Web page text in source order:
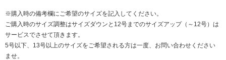
※購入時の備考欄にご希望のサイズを記入してください。
ご購入時のサイズ調整はサイズダウンと12号までのサイズアップ（～12号）は
サービスでさせて頂きます。
5号以下、13号以上のサイズをご希望される方は一度、お問い合わせください
ませ。